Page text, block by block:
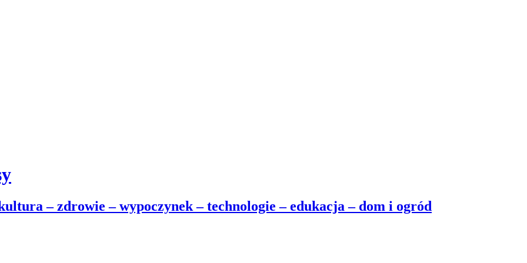
– zdrowie – wypoczynek – technologie – edukacja – dom i ogród